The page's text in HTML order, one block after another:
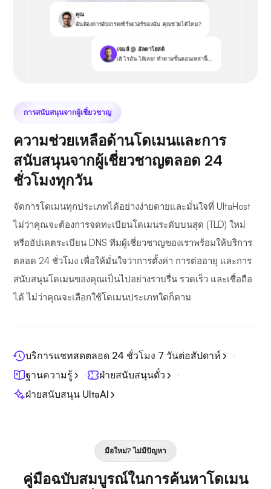
คุณ
ฉันต้องการอัปเกรดเซิร์ฟเวอร์ของฉัน คุณช่วยได้ไหม?
เจมส์ @ อัลตาโฮสต์
เฮ้ ไรอัน ได้เลย! ทำตามขั้นตอนเหล่านี้...
การสนับสนุนจากผู้เชี่ยวชาญ
ความช่วยเหลือด้านโดเมนและการ
สนับสนุนจากผู้เชี่ยวชาญตลอด 24
ชั่วโมงทุกวัน
จัดการโดเมนทุกประเภทได้อย่างง่ายดายและมั่นใจที่ UltaHost
ไม่ว่าคุณจะต้องการจดทะเบียนโดเมนระดับบนสุด (TLD) ใหม่
หรืออัปเดตระเบียน DNS ทีมผู้เชี่ยวชาญของเราพร้อมให้บริการ
ตลอด 24 ชั่วโมง เพื่อให้มั่นใจว่าการตั้งค่า การต่ออายุ และการ
สนับสนุนโดเมนของคุณเป็นไปอย่างราบรื่น รวดเร็ว และเชื่อถือ
ได้ ไม่ว่าคุณจะเลือกใช้โดเมนประเภทใดก็ตาม
บริการแชทสดตลอด 24 ชั่วโมง 7 วันต่อสัปดาห์
ฐานความรู้
ฝ่ายสนับสนุนตั๋ว
ฝ่ายสนับสนุน UltaAI
มือใหม่? ไม่มีปัญหา
คู่มือฉบับสมบูรณ์ในการค้นหาโดเมน